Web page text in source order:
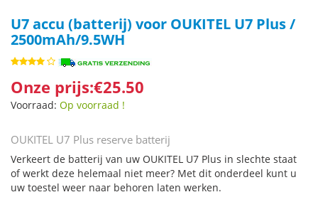
U7 accu (batterij) voor OUKITEL U7 Plus /
2500mAh/9.5WH
Onze prijs:€25.50
Voorraad: Op voorraad !
OUKITEL U7 Plus reserve batterij
Verkeert de batterij van uw OUKITEL U7 Plus in slechte staat
of werkt deze helemaal niet meer? Met dit onderdeel kunt u
uw toestel weer naar behoren laten werken.